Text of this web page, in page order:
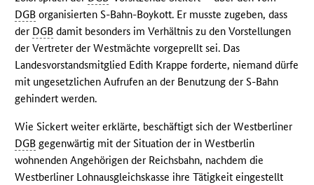
DGB organisierten S-Bahn-Boykott. Er musste zugeben, dass
der DGB damit besonders im Verhältnis zu den Vorstellungen
der Vertreter der Westmächte vorgeprellt sei. Das
Landesvorstandsmitglied Edith Krappe forderte, niemand dürfe
mit ungesetzlichen Aufrufen an der Benutzung der S-Bahn
gehindert werden.
Wie Sickert weiter erklärte, beschäftigt sich der Westberliner
DGB gegenwärtig mit der Situation der in Westberlin
wohnenden Angehörigen der Reichsbahn, nachdem die
Westberliner Lohnausgleichskasse ihre Tätigkeit eingestellt